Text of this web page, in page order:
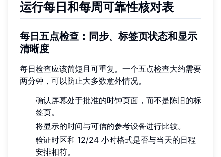
运行每日和每周可靠性核对表
每日五点检查：同步、标签页状态和显示
清晰度
每日检查应该简短且可重复。一个五点检查大约需要
两分钟，可以防止大多数意外情况。
确认屏幕处于批准的时钟页面，而不是陈旧的标
签页。
将显示的时间与可信的参考设备进行比较。
验证时区和 12/24 小时格式是否与当天的日程
安排相符。